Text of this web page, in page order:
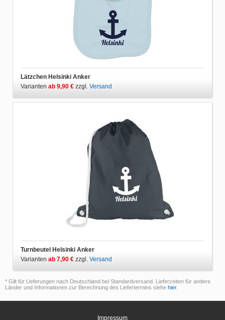
Lätzchen Helsinki Anker
Varianten ab 9,90 € zzgl. Versand
Turnbeutel Helsinki Anker
Varianten ab 7,90 € zzgl. Versand
* Gilt für Lieferungen nach Deutschland bei Standardversand. Lieferzeiten für andere
Länder und Informationen zur Berechnung des Liefertermins siehe hier.
Impressum